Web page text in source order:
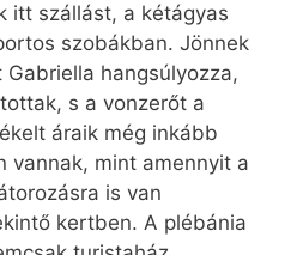
itt szállást, a kétágyas
szobákban. Jönnek
hangsúlyozza,
s a vonzerőt a
áraik még inkább
vannak, mint amennyit a
is van
kertben. A plébánia